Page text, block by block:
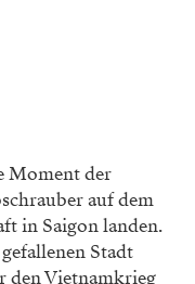
Moment der
auf dem
in Saigon landen.
Stadt
den Viet­nam­krieg